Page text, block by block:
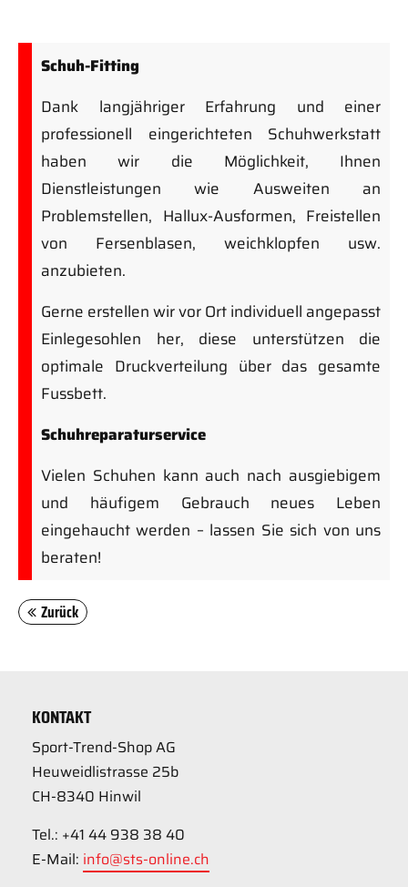
Schuh-Fitting
Dank langjähriger Erfahrung und einer
professionell eingerichteten Schuhwerkstatt
haben wir die Möglichkeit, Ihnen
Dienstleistungen wie Ausweiten an
Problemstellen, Hallux-Ausformen, Freistellen
von Fersenblasen, weichklopfen usw.
anzubieten.
Gerne erstellen wir vor Ort individuell angepasst
Einlegesohlen her, diese unterstützen die
optimale Druckverteilung über das gesamte
Fussbett.
Schuhreparaturservice
Vielen Schuhen kann auch nach ausgiebigem
und häufigem Gebrauch neues Leben
eingehaucht werden – lassen Sie sich von uns
beraten!
Zurück
KONTAKT
Sport-Trend-Shop AG
Heuweidlistrasse 25b
CH-8340 Hinwil
Tel.: +41 44 938 38 40
E-Mail: info@sts-online.ch